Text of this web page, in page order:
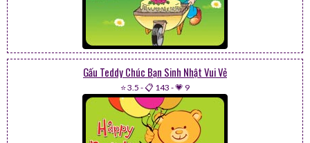
Gấu Teddy Chúc Bạn Sinh Nhật Vui Vẻ
⭐ 3.5 -📋 143 -💗 9